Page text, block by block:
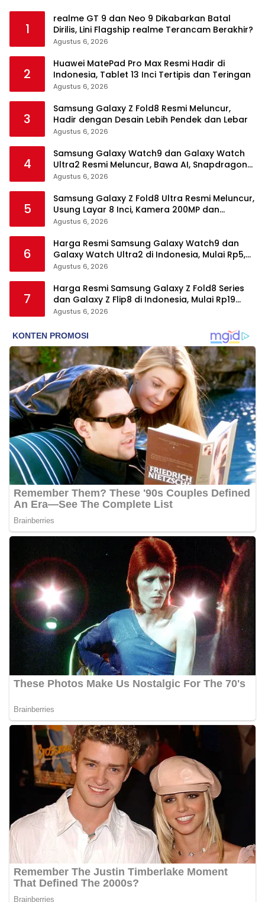
1
realme GT 9 dan Neo 9 Dikabarkan Batal
Dirilis, Lini Flagship realme Terancam Berakhir?
Agustus 6, 2026
2
Huawei MatePad Pro Max Resmi Hadir di
Indonesia, Tablet 13 Inci Tertipis dan Teringan
Agustus 6, 2026
3
Samsung Galaxy Z Fold8 Resmi Meluncur,
Hadir dengan Desain Lebih Pendek dan Lebar
Agustus 6, 2026
4
Samsung Galaxy Watch9 dan Galaxy Watch
Ultra2 Resmi Meluncur, Bawa AI, Snapdragon
Wear Elite, dan Fitur Kesehatan Baru
Agustus 6, 2026
5
Samsung Galaxy Z Fold8 Ultra Resmi Meluncur,
Usung Layar 8 Inci, Kamera 200MP dan
Snapdragon 8 Elite Gen 5
Agustus 6, 2026
6
Harga Resmi Samsung Galaxy Watch9 dan
Galaxy Watch Ultra2 di Indonesia, Mulai Rp5,9
Jutaan
Agustus 6, 2026
7
Harga Resmi Samsung Galaxy Z Fold8 Series
dan Galaxy Z Flip8 di Indonesia, Mulai Rp19
Jutaan
Agustus 6, 2026